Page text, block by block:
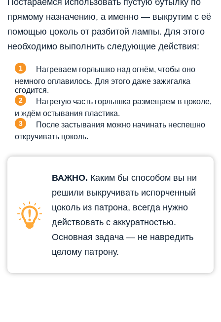
прямому назначению, а именно — выкрутим с её
помощью цоколь от разбитой лампы. Для этого
необходимо выполнить следующие действия:
Нагреваем горлышко над огнём, чтобы оно
немного оплавилось. Для этого даже зажигалка
сгодится.
Нагретую часть горлышка размещаем в цоколе,
и ждём остывания пластика.
После застывания можно начинать неспешно
откручивать цоколь.
ВАЖНО. Каким бы способом вы ни
решили выкручивать испорченный
цоколь из патрона, всегда нужно
действовать с аккуратностью.
Основная задача — не навредить
целому патрону.